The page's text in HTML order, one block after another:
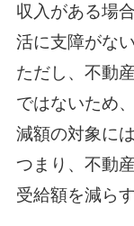
収入がある場
活に支障がな
ただし、不動
ではないため
減額の対象に
つまり、不動
受給額を減ら